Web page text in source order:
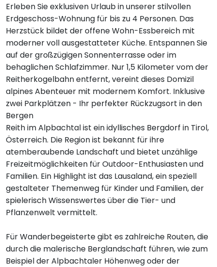
Erleben Sie exklusiven Urlaub in unserer stilvollen
Erdgeschoss-Wohnung für bis zu 4 Personen. Das
Herzstück bildet der offene Wohn-Essbereich mit
moderner voll ausgestatteter Küche. Entspannen Sie
auf der großzügigen Sonnenterrasse oder im
behaglichen Schlafzimmer. Nur 1,5 Kilometer vom der
Reitherkogelbahn entfernt, vereint dieses Domizil
alpines Abenteuer mit modernem Komfort. Inklusive
zwei Parkplätzen - Ihr perfekter Rückzugsort in den
Bergen
Reith im Alpbachtal ist ein idyllisches Bergdorf in Tirol,
Österreich. Die Region ist bekannt für ihre
atemberaubende Landschaft und bietet unzählige
Freizeitmöglichkeiten für Outdoor-Enthusiasten und
Familien. Ein Highlight ist das Lausaland, ein speziell
gestalteter Themenweg für Kinder und Familien, der
spielerisch Wissenswertes über die Tier- und
Pflanzenwelt vermittelt.
Für Wanderbegeisterte gibt es zahlreiche Routen, die
durch die malerische Berglandschaft führen, wie zum
Beispiel der Alpbachtaler Höhenweg oder der